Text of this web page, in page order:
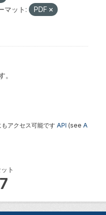
ト
マット:
PDF
。
アクセス可能です API (see A